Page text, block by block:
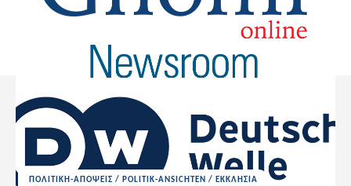
ΠΟΛΙΤΙΚΗ-ΑΠΟΨΕΙΣ / POLITIK-ANSICHTEN / ΕΚΚΛΗΣΙΑ